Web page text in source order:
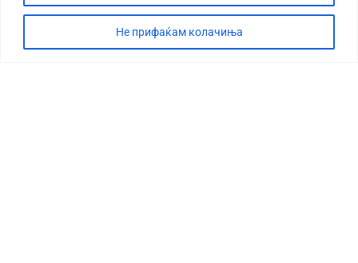
Не прифаќам колачиња